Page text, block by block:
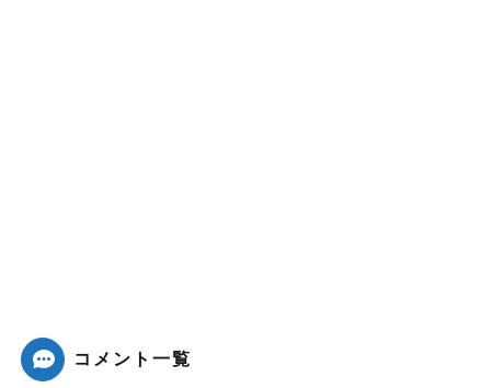
コメント一覧